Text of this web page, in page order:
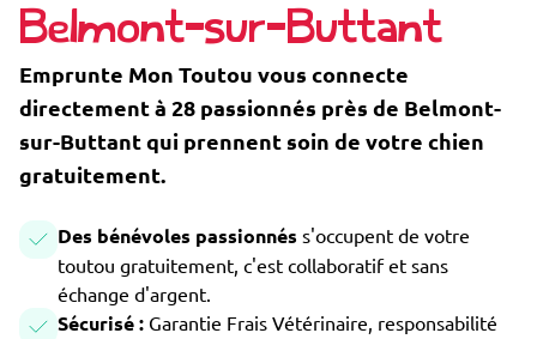
Belmont-sur-Buttant
Emprunte Mon Toutou vous connecte
directement à 28 passionnés près de Belmont-
sur-Buttant qui prennent soin de votre chien
gratuitement.
Des bénévoles passionnés s'occupent de votre
toutou gratuitement, c'est collaboratif et sans
échange d'argent.
Sécurisé : Garantie Frais Vétérinaire, responsabilité